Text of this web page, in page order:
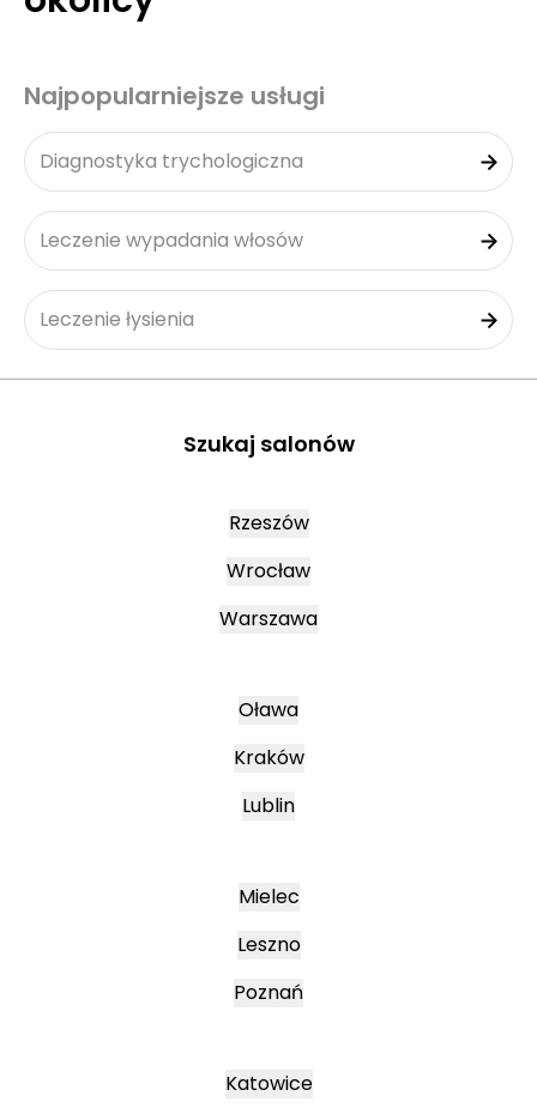
Najpopularniejsze usługi
Diagnostyka trychologiczna
Leczenie wypadania włosów
Leczenie łysienia
Szukaj salonów
Rzeszów
Wrocław
Warszawa
Oława
Kraków
Lublin
Mielec
Leszno
Poznań
Katowice